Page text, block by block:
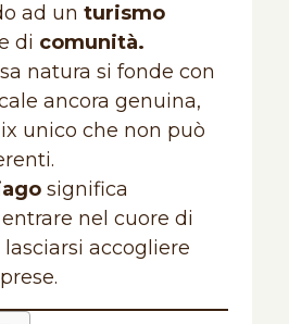
ad un turismo
di comunità.
natura si fonde con
ancora genuina,
unico che non può
significa
nel cuore di
lasciarsi accogliere